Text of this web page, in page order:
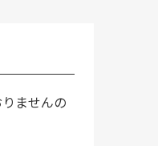
ませんの